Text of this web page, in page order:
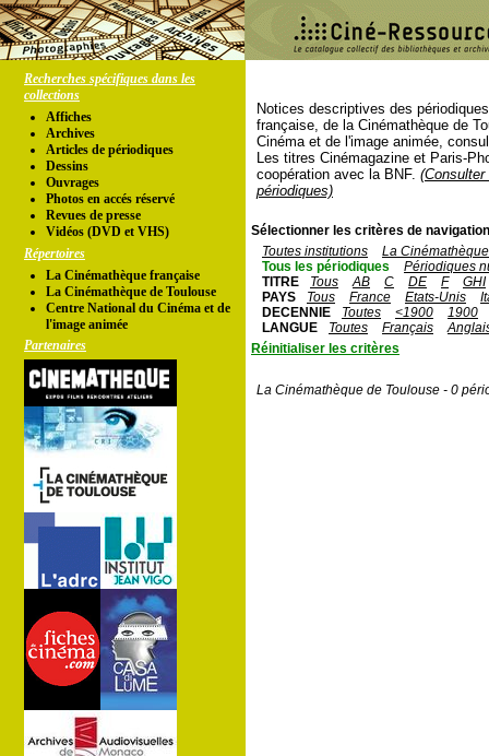
Recherches spécifiques dans les
collections
Affiches
Archives
Articles de périodiques
Dessins
Ouvrages
Photos en accés réservé
Revues de presse
Vidéos (DVD et VHS)
Répertoires
La Cinémathèque française
La Cinémathèque de Toulouse
Centre National du Cinéma et de
l'image animée
Partenaires
Notices descriptives des
française, de la Cinémathèque de
Cinéma et de l'image animée,
Les titres Cinémagazine et Paris-
coopération avec la BNF.
périodiques)
Sélectionner les critères de
Toutes institutions
La
Tous les périodiques
Périodiques
TITRE
Tous AB C DE F
GHI
PAYS
Tous France Etats-Unis
DECENNIE
Toutes <1900
1900
LANGUE
Toutes Français
Réinitialiser les critères
La Cinémathèque de Toulouse - 0